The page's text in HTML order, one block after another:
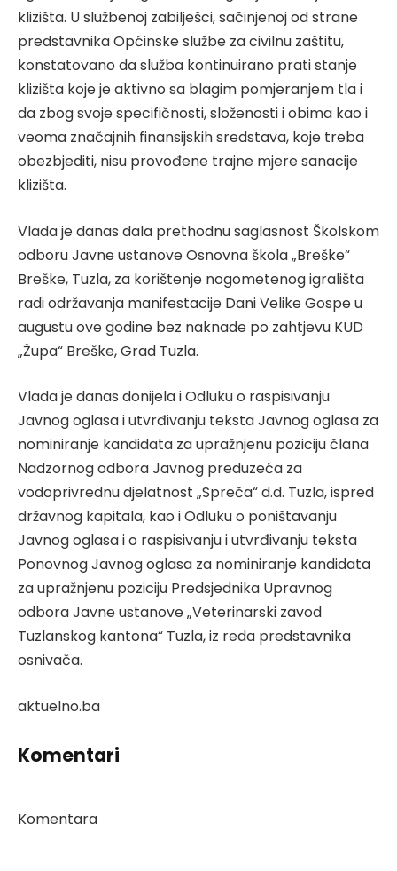
klizišta. U službenoj zabilješci, sačinjenoj od strane
predstavnika Općinske službe za civilnu zaštitu,
konstatovano da služba kontinuirano prati stanje
klizišta koje je aktivno sa blagim pomjeranjem tla i
da zbog svoje specifičnosti, složenosti i obima kao i
veoma značajnih finansijskih sredstava, koje treba
obezbjediti, nisu provođene trajne mjere sanacije
klizišta.
Vlada je danas dala prethodnu saglasnost Školskom
odboru Javne ustanove Osnovna škola „Breške“
Breške, Tuzla, za korištenje nogometenog igrališta
radi održavanja manifestacije Dani Velike Gospe u
augustu ove godine bez naknade po zahtjevu KUD
„Župa“ Breške, Grad Tuzla.
Vlada je danas donijela i Odluku o raspisivanju
Javnog oglasa i utvrđivanju teksta Javnog oglasa za
nominiranje kandidata za upražnjenu poziciju člana
Nadzornog odbora Javnog preduzeća za
vodoprivrednu djelatnost „Spreča“ d.d. Tuzla, ispred
državnog kapitala, kao i Odluku o poništavanju
Javnog oglasa i o raspisivanju i utvrđivanju teksta
Ponovnog Javnog oglasa za nominiranje kandidata
za upražnjenu poziciju Predsjednika Upravnog
odbora Javne ustanove „Veterinarski zavod
Tuzlanskog kantona“ Tuzla, iz reda predstavnika
osnivača.
aktuelno.ba
Komentari
Komentara